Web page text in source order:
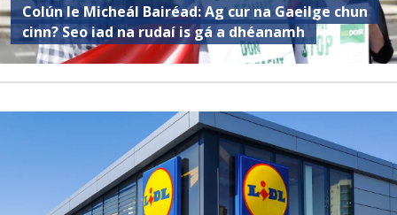
Colún le Micheál Bairéad: Ag cur na Gaeilge chun
cinn? Seo iad na rudaí is gá a dhéanamh